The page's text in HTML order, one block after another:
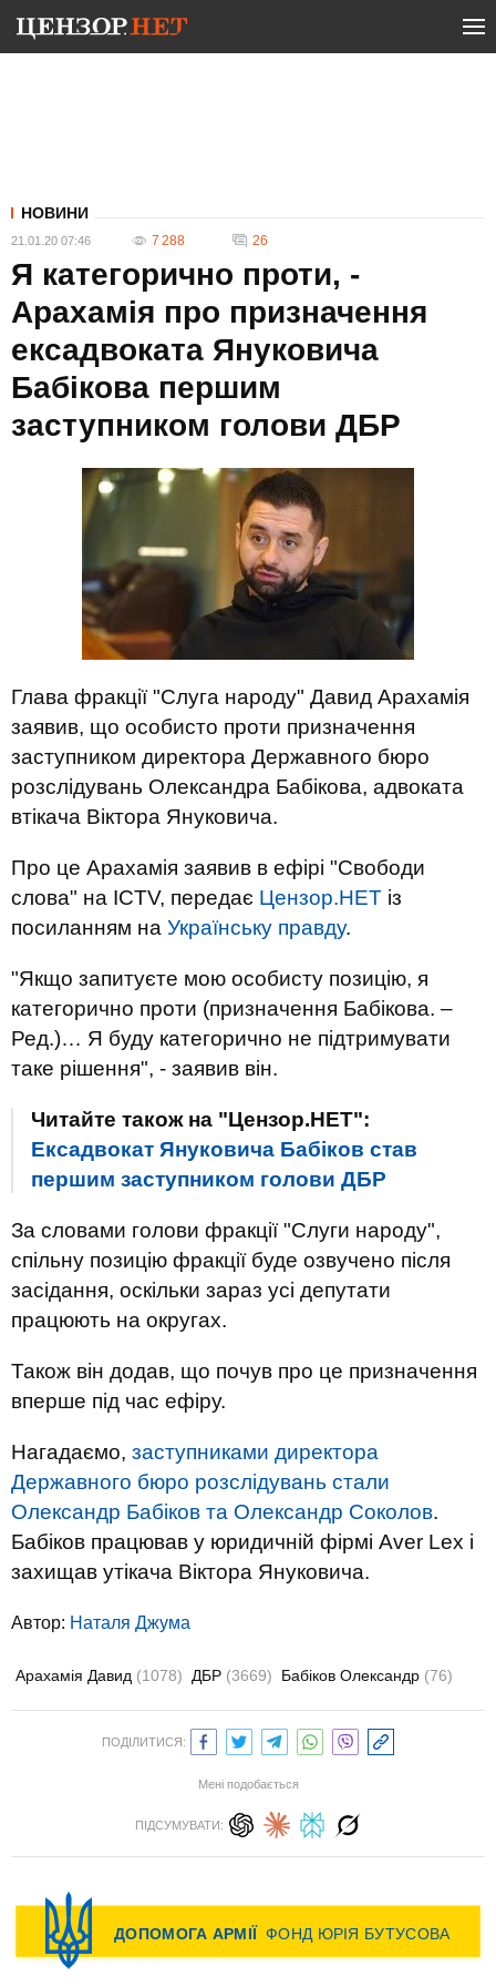
НОВИНИ
21.01.20 07:46 7 288 26
Я категорично проти, -
Арахамія про призначення
ексадвоката Януковича
Бабікова першим
заступником голови ДБР
Глава фракції "Слуга народу" Давид Арахамія
заявив, що особисто проти призначення
заступником директора Державного бюро
розслідувань Олександра Бабікова, адвоката
втікача Віктора Януковича.
Про це Арахамія заявив в ефірі "Свободи
слова" на ICTV, передає Цензор.НЕТ із
посиланням на Українську правду.
"Якщо запитуєте мою особисту позицію, я
категорично проти (призначення Бабікова. –
Ред.)… Я буду категорично не підтримувати
таке рішення", - заявив він.
Читайте також на "Цензор.НЕТ":
Ексадвокат Януковича Бабіков став
першим заступником голови ДБР
За словами голови фракції "Слуги народу",
спільну позицію фракції буде озвучено після
засідання, оскільки зараз усі депутати
працюють на округах.
Також він додав, що почув про це призначення
вперше під час ефіру.
Нагадаємо, заступниками директора
Державного бюро розслідувань стали
Олександр Бабіков та Олександр Соколов.
Бабіков працював у юридичній фірмі Aver Lex і
захищав утікача Віктора Януковича.
Автор: Наталя Джума
Арахамія Давид (1078) ДБР (3669) Бабіков Олександр (76)
ПОДІЛИТИСЯ:
Мені подобається
ПІДСУМУВАТИ: